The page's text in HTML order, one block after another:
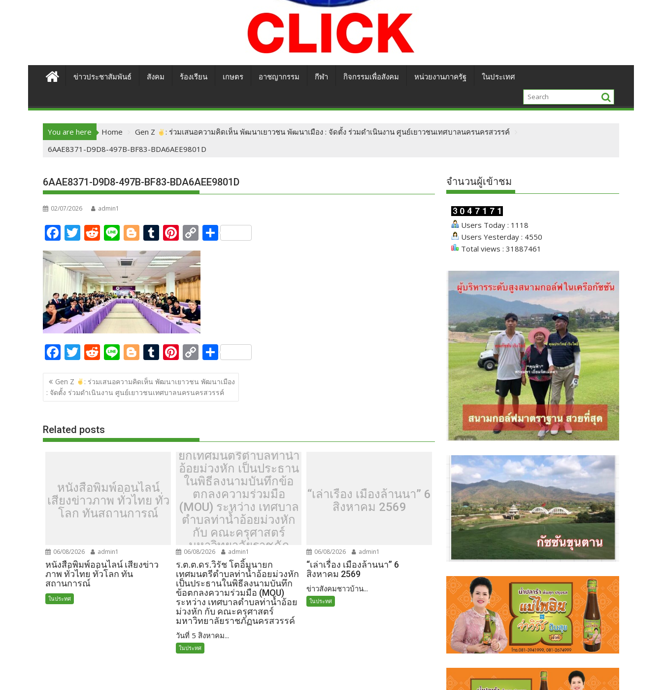
ข่าวประชาสัมพันธ์ สังคม ร้องเรียน เกษตร อาชญากรรม กีฬา กิจกรรมเพื่อสังคม หน่วยงานภาครัฐ ในประเทศ
You are here Home Gen Z
: ร่วมเสนอความคิดเห็น พัฒนาเยาวชน พัฒนาเมือง : จัดตั้ง ร่วมดำเนินงาน ศูนย์เยาวชนเทศบาลนครนครสวรรค์
6AAE8371-D9D8-497B-BF83-BDA6AEE9801D
6AAE8371-D9D8-497B-BF83-BDA6AEE9801D
02/07/2026 admin1
F
ac
e
b
o
o
k
T
w
itt
er
R
e
d
di
t
Li
n
e
Bl
o
g
g
er
T
u
m
bl
r
Pi
nt
er
e
st
C
o
p
y
Li
n
k
S
h
F
ac
e
b
o
k
T
w
itt
er
R
e
d
di
Li
n
e
Bl
o
g
g
T
u
m
bl
Pi
nt
er
e
C
o
p
y
k
S
h
ar
e
แนะแนว
เรื่อง
Gen Z
: ร่วมเสนอความคิดเห็น พัฒนาเยาวชน พัฒนาเมือง
: จัดตั้ง ร่วมดำเนินงาน ศูนย์เยาวชนเทศบาลนครนครสวรรค์
Related posts
หนังสือพิมพ์ออนไลน์
เสียงข่าวภาพ ทั่วไทย ทั่ว
โลก ทันสถานการณ์
06/08/2026 admin1
หนังสือพิมพ์ออนไลน์ เสียงข่าว
ภาพ ทั่วไทย ทั่วโลก ทัน
สถานการณ์
ในประทศ
ร.ต.ต.ดร.วิรัช โตอิ้มนา
ยกเทศมนตรีตำบลท่าน้ำ
อ้อยม่วงหัก เป็นประธาน
ในพิธีลงนามบันทึกข้อ
ตกลงความร่วมมือ
(MOU) ระหว่าง เทศบาล
ตำบลท่าน้ำอ้อยม่วงหัก
กับ คณะครุศาสตร์
มหาวิทยาลัยราชภัฏ
นครสวรรค์
06/08/2026 admin1
ร.ต.ต.ดร.วิรัช โตอิ้มนายก
เทศมนตรีตำบลท่าน้ำอ้อยม่วงหัก
เป็นประธานในพิธีลงนามบันทึก
ข้อตกลงความร่วมมือ (MOU)
ระหว่าง เทศบาลตำบลท่าน้ำอ้อย
ม่วงหัก กับ คณะครุศาสตร์
มหาวิทยาลัยราชภัฏนครสวรรค์
วันที่ 5 สิงหาคม...
ในประทศ
“เล่าเรื่อง เมืองล้านนา” 6
สิงหาคม 2569
06/08/2026 admin1
“เล่าเรื่อง เมืองล้านนา” 6
สิงหาคม 2569
ข่าวสังคมชาวบ้าน...
ในประทศ
จำนวนผู้เข้าชม
Users Today : 1118
Users Yesterday : 4550
Total views : 31887461